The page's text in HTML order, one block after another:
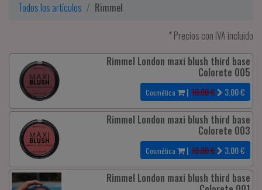
Todos los artículos
Rimmel
* Precios con IVA incluido
Rimmel London maxi blush third base
Colorete 005
Cosmética | 10.00 € 3.00€
Rimmel London maxi blush third base
Colorete 003
Cosmética | 10.00 € 3.00€
Rimmel London maxi blush third base